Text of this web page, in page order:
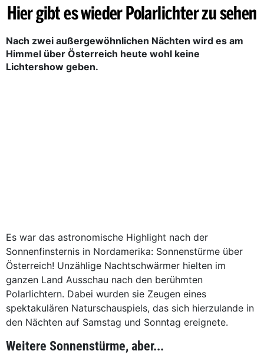
Hier gibt es wieder Polarlichter zu sehen
Nach zwei außergewöhnlichen Nächten wird es am
Himmel über Österreich heute wohl keine
Lichtershow geben.
Es war das astronomische Highlight nach der
Sonnenfinsternis in Nordamerika: Sonnenstürme über
Österreich! Unzählige Nachtschwärmer hielten im
ganzen Land Ausschau nach den berühmten
Polarlichtern. Dabei wurden sie Zeugen eines
spektakulären Naturschauspiels, das sich hierzulande in
den Nächten auf Samstag und Sonntag ereignete.
Weitere Sonnenstürme, aber...